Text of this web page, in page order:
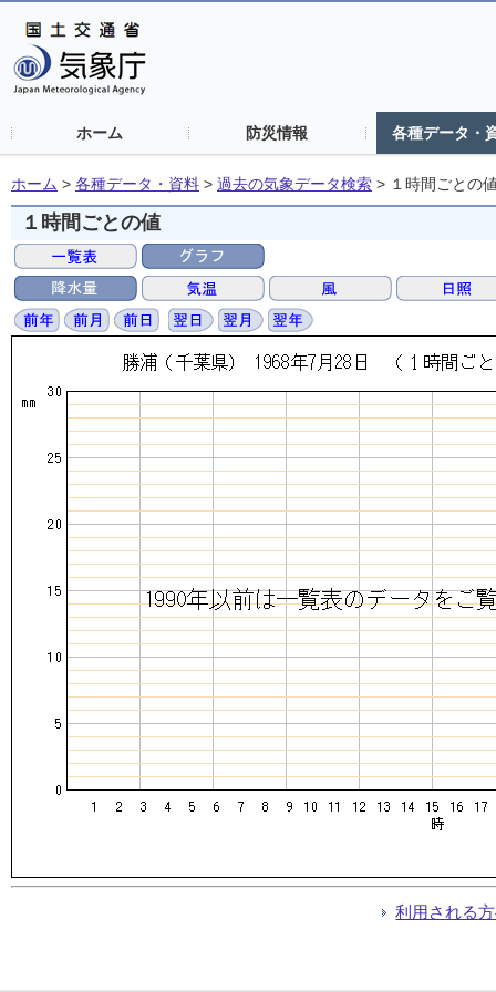
ホーム 防災情報 各種データ・
ホーム > 各種データ・資料 > 過去の気象データ検索 > １時間ごとの
１時間ごとの値
利用される